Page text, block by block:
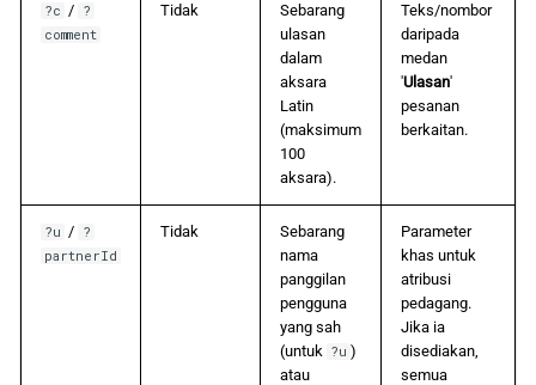
?c / ?
comment
Tidak
Sebarang
ulasan
dalam
aksara
Latin
(maksimum
100
aksara).
Teks/nombor
daripada
medan
'Ulasan'
pesanan
berkaitan.
?u / ?
partnerId
Tidak
Sebarang
nama
panggilan
pengguna
yang sah
(untuk ?u )
atau
Parameter
khas untuk
atribusi
pedagang.
Jika ia
disediakan,
semua